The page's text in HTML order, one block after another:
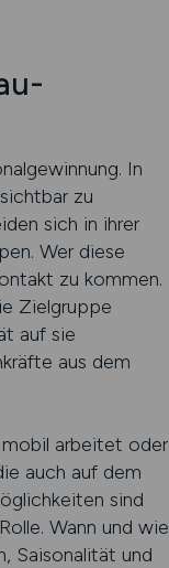
In
zu
sich in ihrer
Wer diese
zu kommen.
Zielgruppe
auf sie
aus dem
arbeitet oder
auch auf dem
sind
Wann und wie
Saisonalität und